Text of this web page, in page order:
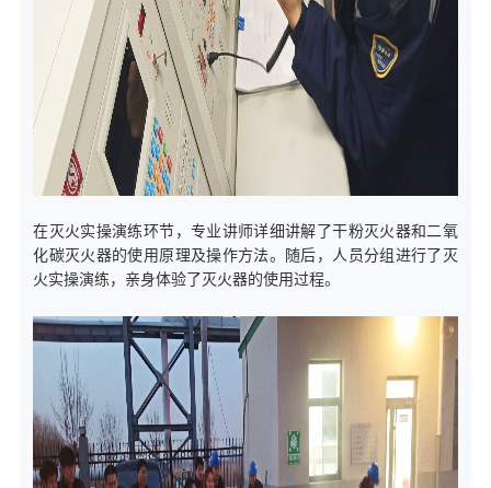
在灭火实操演练环节，专业讲师详细讲解了干粉灭火器和二氧
化碳灭火器的使用原理及操作方法。随后，人员分组进行了灭
火实操演练，亲身体验了灭火器的使用过程。